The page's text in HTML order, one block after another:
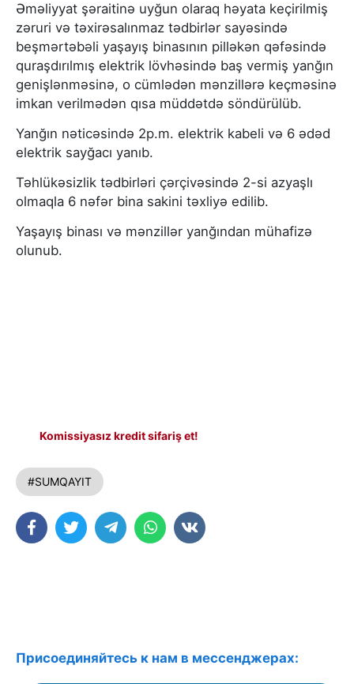
Əməliyyat şəraitinə uyğun olaraq həyata keçirilmiş
zəruri və təxirəsalınmaz tədbirlər sayəsində
beşmərtəbəli yaşayış binasının pilləkən qəfəsində
quraşdırılmış elektrik lövhəsində baş vermiş yanğın
genişlənməsinə, o cümlədən mənzillərə keçməsinə
imkan verilmədən qısa müddətdə söndürülüb.
Yanğın nəticəsində 2p.m. elektrik kabeli və 6 ədəd
elektrik sayğacı yanıb.
Təhlükəsizlik tədbirləri çərçivəsində 2-si azyaşlı
olmaqla 6 nəfər bina sakini təxliyə edilib.
Yaşayış binası və mənzillər yanğından mühafizə
olunub.
Komissiyasız kredit sifariş et!
#SUMQAYIT
Присоединяйтесь к нам в мессенджерах: